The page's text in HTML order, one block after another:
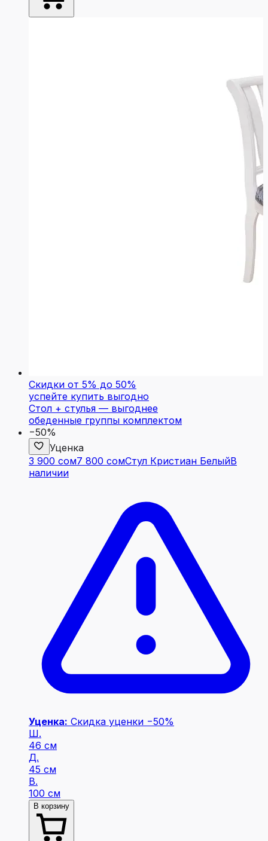
Скидки от 5% до 50%
успейте купить выгодно
Стол + стулья — выгоднее
обеденные группы комплектом
−50%
Уценка
3 900 сом7 800 сомСтул Кристиан БелыйВ
наличии
Уценка: Скидка уценки −50%
Ш.
46 см
Д.
45 см
В.
100 см
В корзину